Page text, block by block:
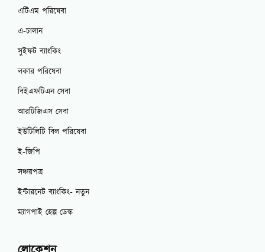
এটিএম পরিষেবা
এ-চালান
সুইফট ব্যাংকিং
লকার পরিষেবা
বিইএফটিএন সেবা
আরটিজিএস সেবা
ইউটিলিটি বিল পরিষেবা
ই-জিপি
সঞ্চয়পত্র
ইন্টারনেট ব্যাংকিং- নতুন
ম্যাগপাই হেল্প ডেস্ক